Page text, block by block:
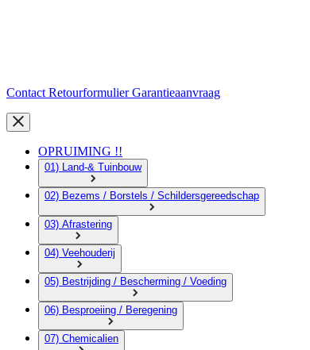
Contact RetourformulierGarantieaanvraag
OPRUIMING !!
01) Land-& Tuinbouw
02) Bezems / Borstels / Schildersgereedschap
03) Afrastering
04) Veehouderij
05) Bestrijding / Bescherming / Voeding
06) Besproeiing / Beregening
07) Chemicalien